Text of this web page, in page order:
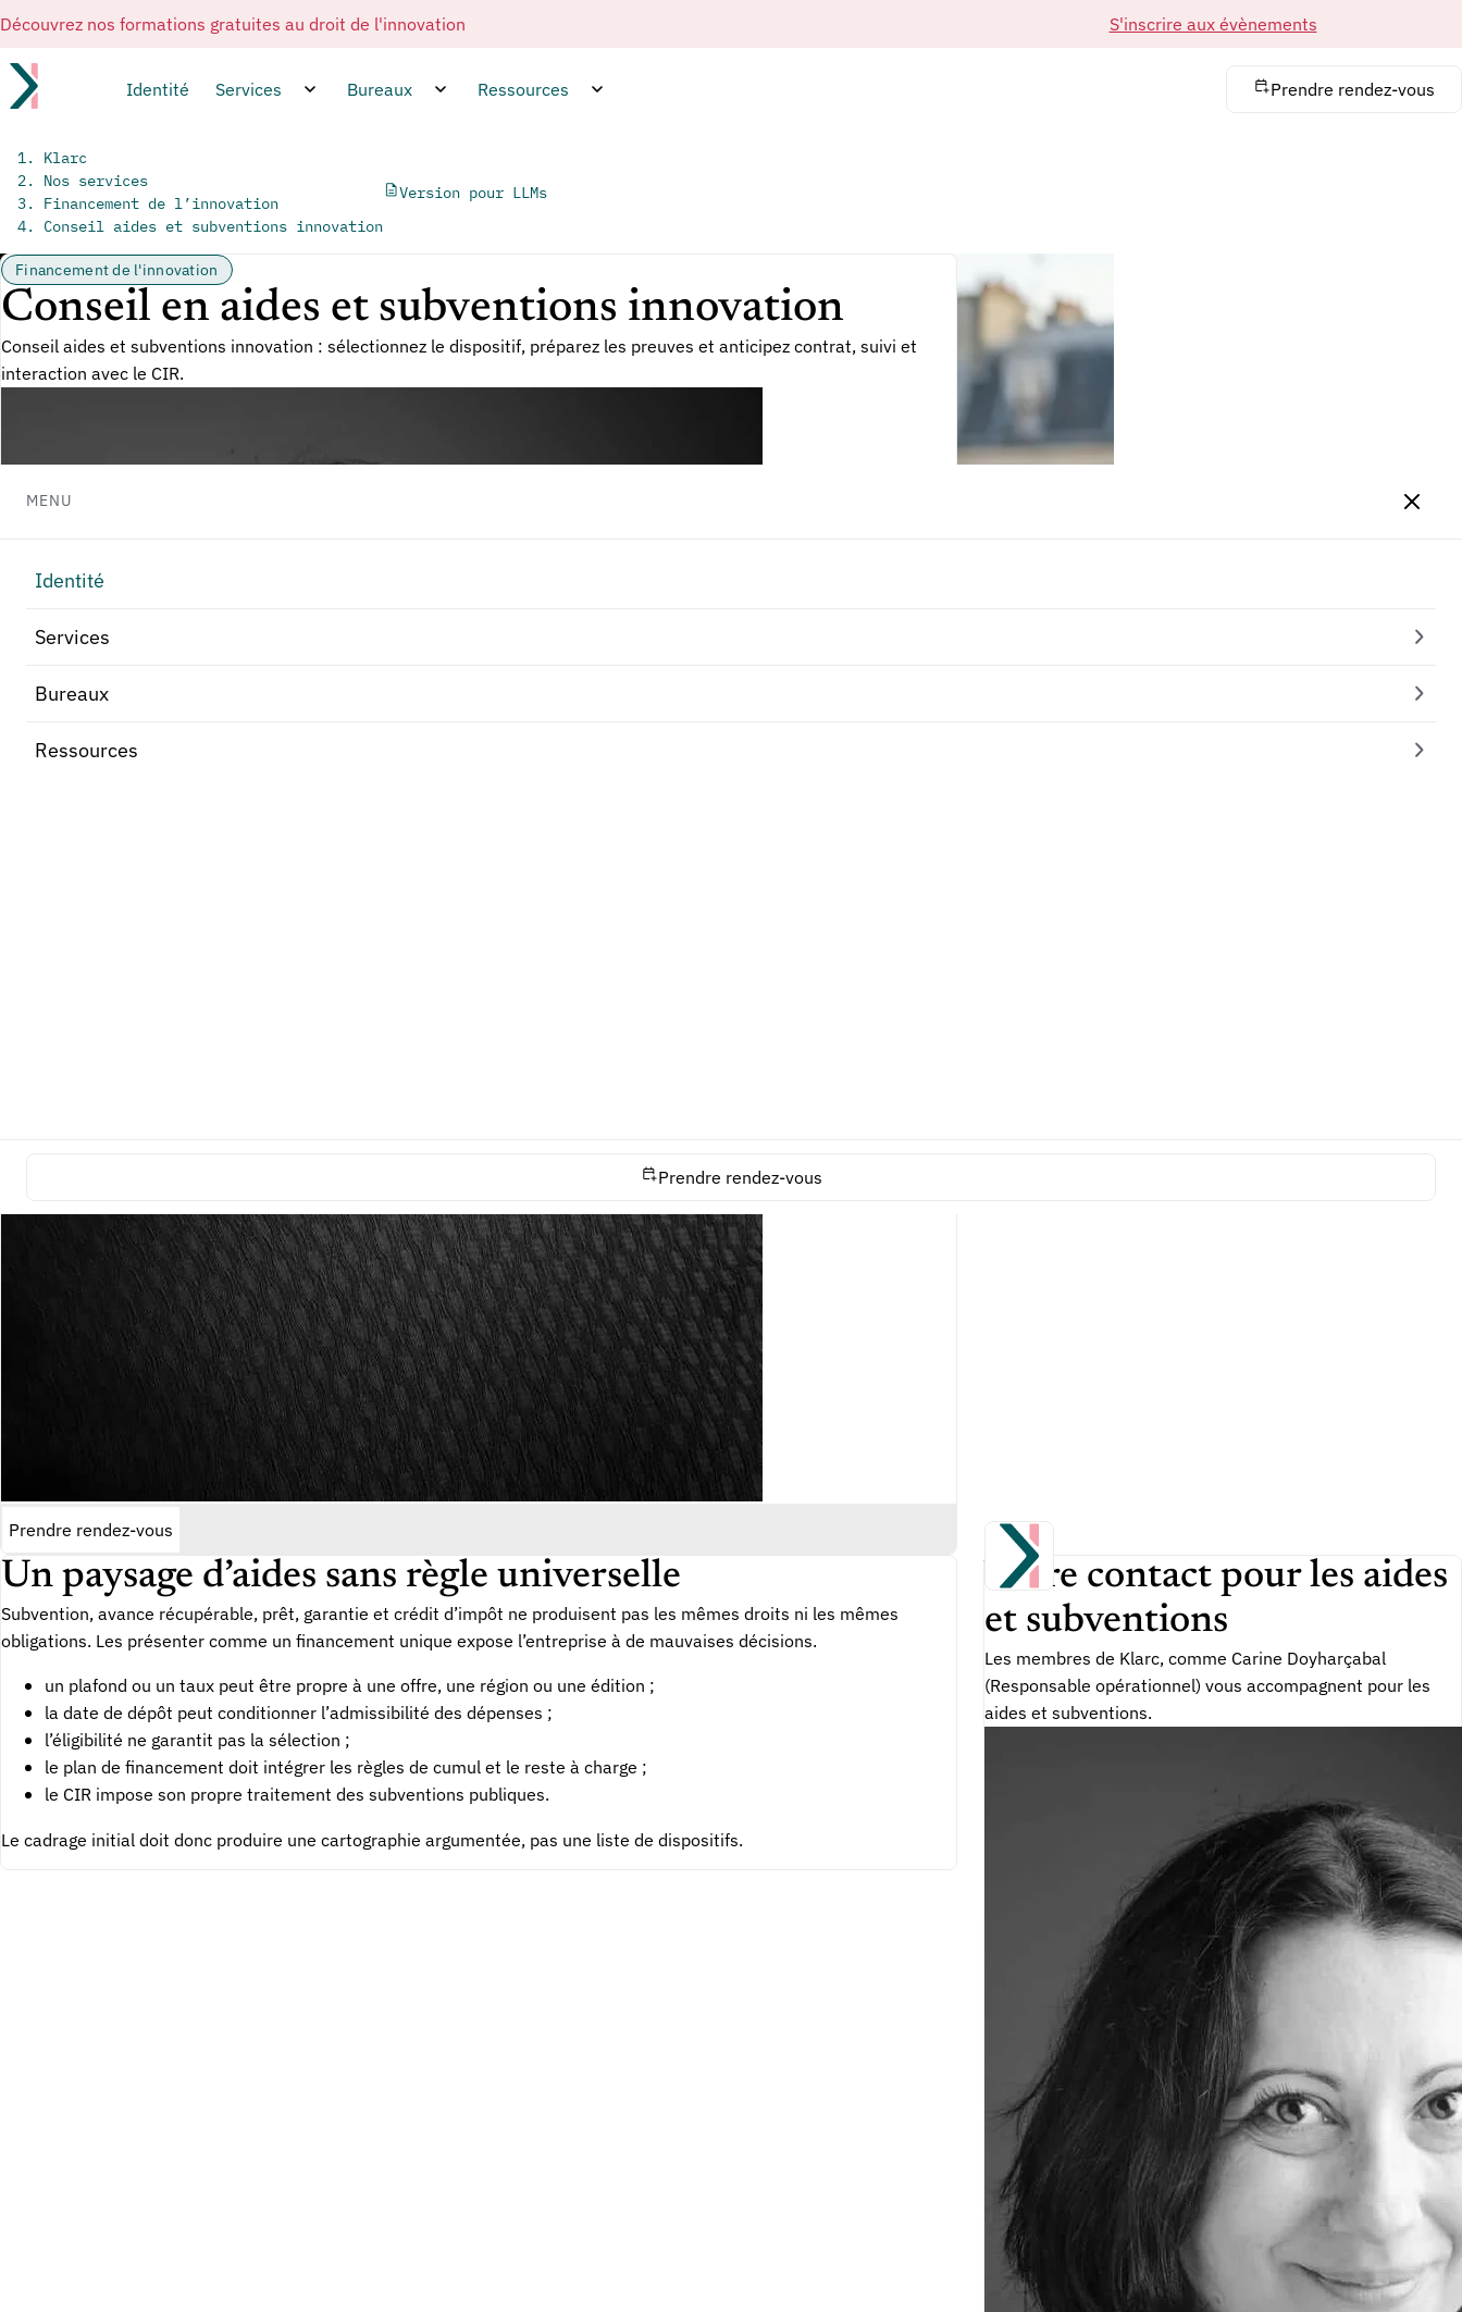
Découvrez nos formations gratuites au droit de l'innovation S'inscrire aux évènements
Identité Services Bureaux Ressources Prendre rendez-vous
MENU
Identité
Services
Bureaux
Ressources
Prendre rendez-vous
Klarc
Nos services
Financement de l’innovation
Conseil aides et subventions innovation
Version pour LLMs
Financement de l'innovation
Conseil en aides et subventions innovation
Conseil aides et subventions innovation : sélectionnez le dispositif, préparez les preuves et anticipez contrat, suivi et
interaction avec le CIR.
Prendre rendez-vous
Un paysage d’aides sans règle universelle
Subvention, avance récupérable, prêt, garantie et crédit d’impôt ne produisent pas les mêmes droits ni les mêmes
obligations. Les présenter comme un financement unique expose l’entreprise à de mauvaises décisions.
un plafond ou un taux peut être propre à une offre, une région ou une édition ;
la date de dépôt peut conditionner l’admissibilité des dépenses ;
l’éligibilité ne garantit pas la sélection ;
le plan de financement doit intégrer les règles de cumul et le reste à charge ;
le CIR impose son propre traitement des subventions publiques.
Le cadrage initial doit donc produire une cartographie argumentée, pas une liste de dispositifs.
Votre contact pour les aides
et subventions
Les membres de Klarc, comme Carine Doyharçabal
(Responsable opérationnel) vous accompagnent pour les
aides et subventions.